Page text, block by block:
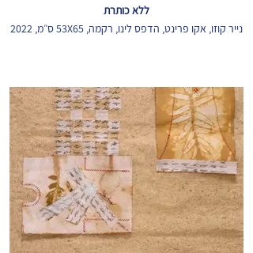
ללא כותרת
נייר קוזו, אקו פרינט, הדפס לינו, רקמה, 53X65 ס״מ, 2022